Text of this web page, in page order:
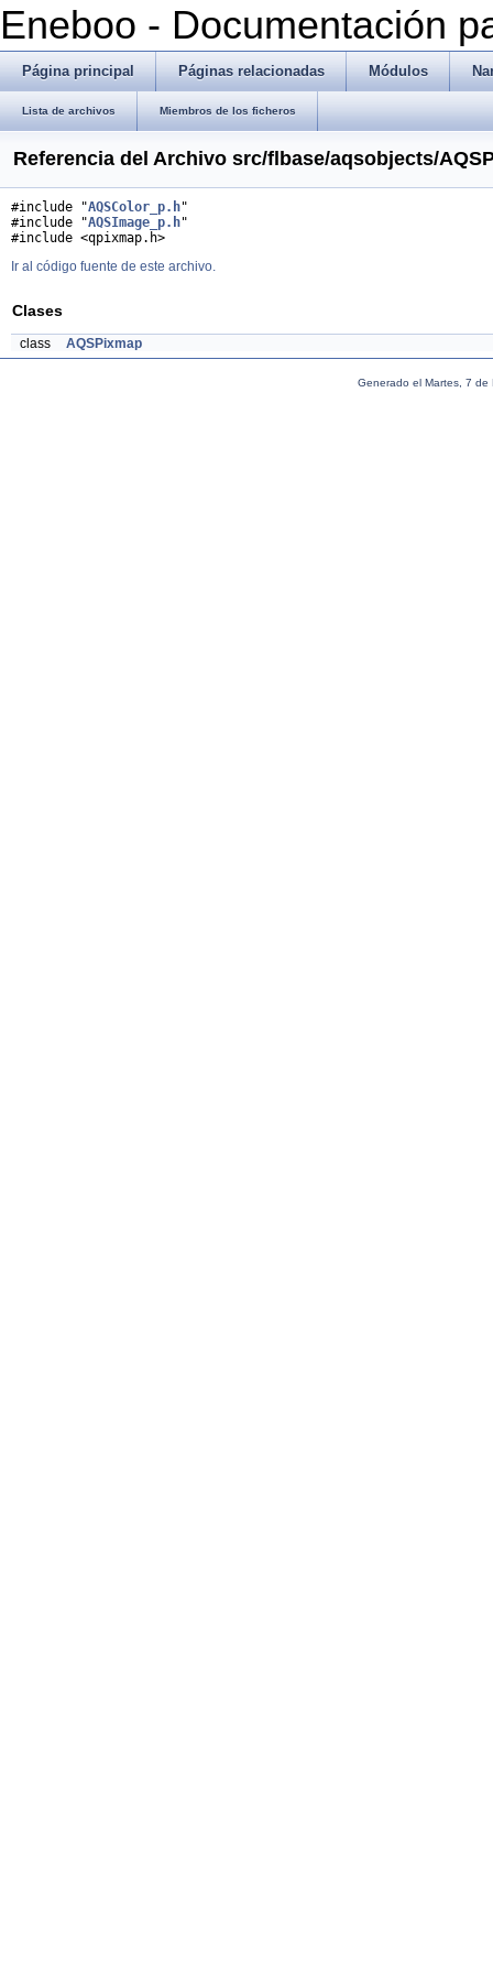
Eneboo - Documentación
Página principal Páginas relacionadas Módulos
Lista de archivos Miembros de los ficheros
Referencia del Archivo src/flbase/aqsobjects/
#include "AQSColor_p.h"
#include "AQSImage_p.h"
#include <qpixmap.h>
Ir al código fuente de este archivo.
Clases
class AQSPixmap
Generado el Martes, 7